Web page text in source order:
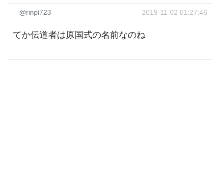
@rinpi723 2019-11-02 01:27:46
てか伝道者は原国式の名前なのね